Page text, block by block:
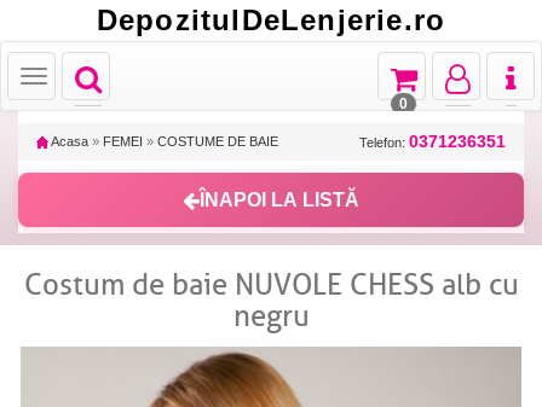
DepozitulDeLenjerie.ro
Toggle
navigation
Toggle
Toggle
navigation
Toggle
navigation
Toggle
navigation
0
Acasa » FEMEI » COSTUME DE BAIE Telefon: 0371236351
ÎNAPOI LA LISTĂ
Costum de baie NUVOLE CHESS alb cu
negru